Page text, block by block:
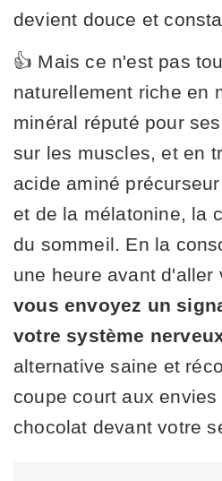
devient douce et
👍 Mais ce n'est pas
naturellement riche en
minéral réputé pour
sur les muscles, et en
acide aminé
et de la mélatonine, la
du sommeil. En la
une heure avant d'aller
vous envoyez un
votre système
alternative saine et
coupe court aux
chocolat devant votre